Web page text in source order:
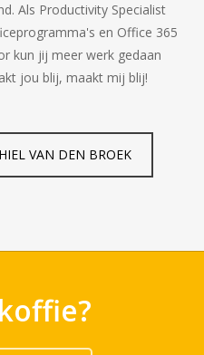
Als Productivity Specialist
en Office 365
kun jij meer werk gedaan
jou blij, maakt mij blij!
VAN DEN BROEK